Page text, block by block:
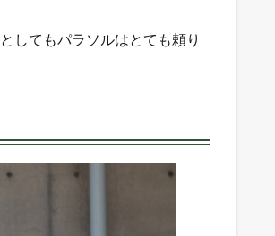
としてもパラソルはとても頼り